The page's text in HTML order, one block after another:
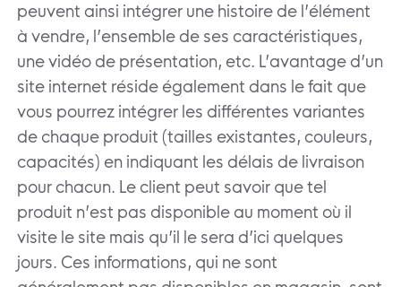
peuvent ainsi intégrer une histoire de l’élément
à vendre, l’ensemble de ses caractéristiques,
une vidéo de présentation, etc. L’avantage d’un
site internet réside également dans le fait que
vous pourrez intégrer les différentes variantes
de chaque produit (tailles existantes, couleurs,
capacités) en indiquant les délais de livraison
pour chacun. Le client peut savoir que tel
produit n’est pas disponible au moment où il
visite le site mais qu’il le sera d’ici quelques
jours. Ces informations, qui ne sont